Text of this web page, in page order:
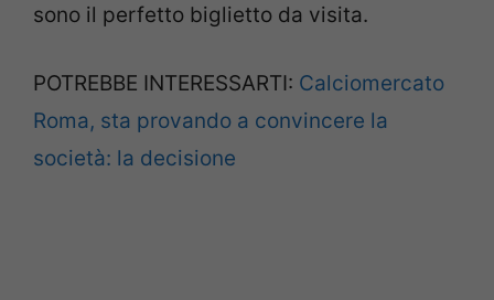
sono il perfetto biglietto da visita.
POTREBBE INTERESSARTI: Calciomercato
Roma, sta provando a convincere la
società: la decisione